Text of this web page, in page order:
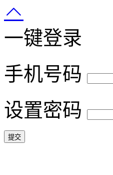
一键登录
手机号码
设置密码